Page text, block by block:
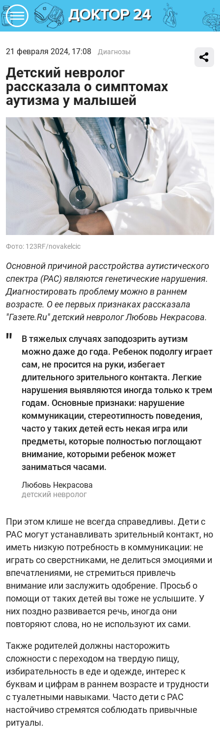
21 февраля 2024, 17:08 Диагнозы
Детский невролог
рассказала о симптомах
аутизма у малышей
Фото: 123RF/novakelcic
Основной причиной расстройства аутистического
спектра (РАС) являются генетические нарушения.
Диагностировать проблему можно в раннем
возрасте. О ее первых признаках рассказала
"Газете.Ru" детский невролог Любовь Некрасова.
В тяжелых случаях заподозрить аутизм
можно даже до года. Ребенок подолгу играет
сам, не просится на руки, избегает
длительного зрительного контакта. Легкие
нарушения выявляются иногда только к трем
годам. Основные признаки: нарушение
коммуникации, стереотипность поведения,
часто у таких детей есть некая игра или
предметы, которые полностью поглощают
внимание, которыми ребенок может
заниматься часами.
Любовь Некрасова
детский невролог
При этом клише не всегда справедливы. Дети с
РАС могут устанавливать зрительный контакт, но
иметь низкую потребность в коммуникации: не
играть со сверстниками, не делиться эмоциями и
впечатлениями, не стремиться привлечь
внимание или заслужить одобрение. Просьб о
помощи от таких детей вы тоже не услышите. У
них поздно развивается речь, иногда они
повторяют слова, но не используют их сами.
Также родителей должны насторожить
сложности с переходом на твердую пищу,
избирательность в еде и одежде, интерес к
буквам и цифрам в раннем возрасте и трудности
с туалетными навыками. Часто дети с РАС
настойчиво стремятся соблюдать привычные
ритуалы.